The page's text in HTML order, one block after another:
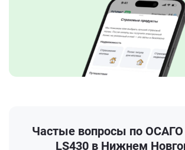
Частые вопросы по ОСАГО
LS430 в Нижнем